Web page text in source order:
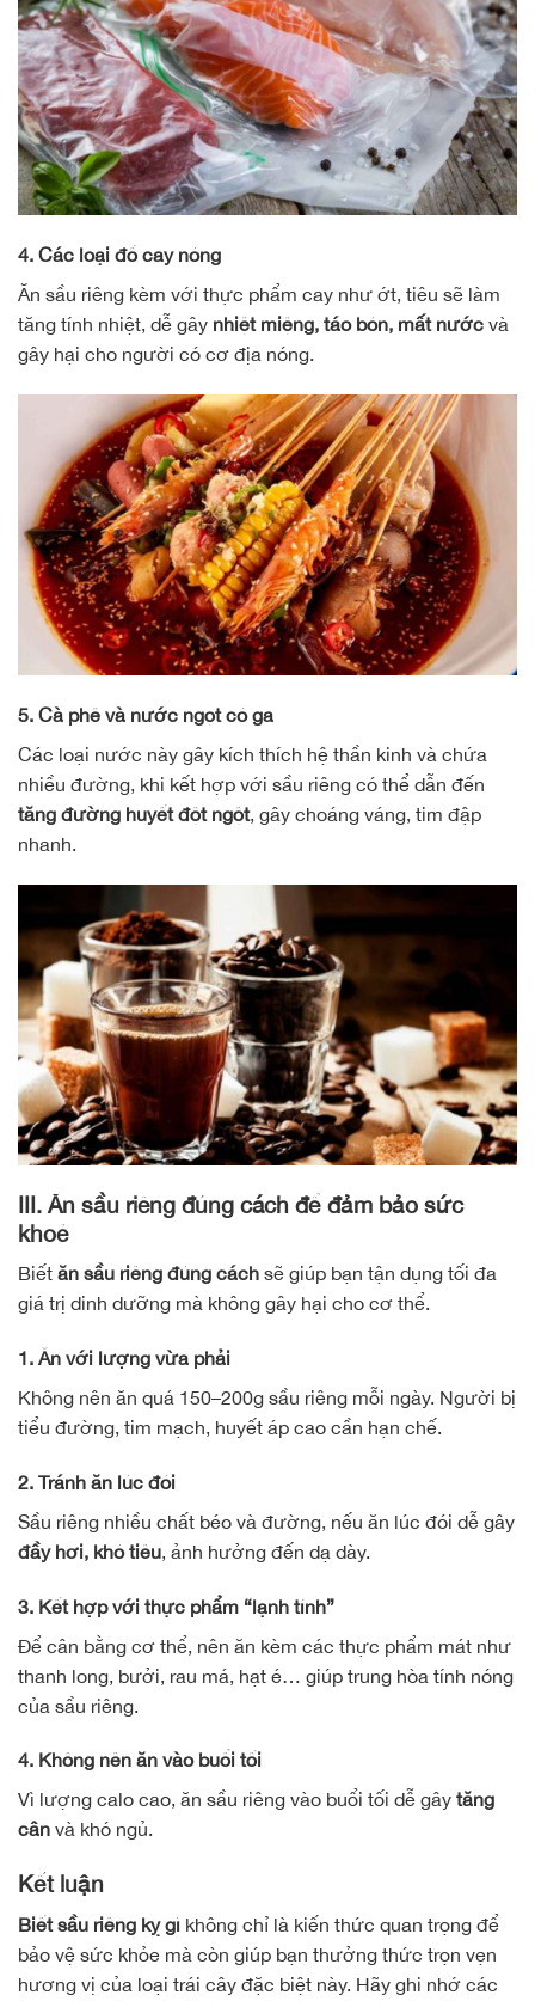
4. Các loại đồ cay nóng
Ăn sầu riêng kèm với thực phẩm cay như ớt, tiêu sẽ làm
tăng tính nhiệt, dễ gây nhiệt miệng, táo bón, mất nước và
gây hại cho người có cơ địa nóng.
5. Cà phê và nước ngọt có ga
Các loại nước này gây kích thích hệ thần kinh và chứa
nhiều đường, khi kết hợp với sầu riêng có thể dẫn đến
tăng đường huyết đột ngột, gây choáng váng, tim đập
nhanh.
III. Ăn sầu riêng đúng cách để đảm bảo sức
khoẻ
Biết ăn sầu riêng đúng cách sẽ giúp bạn tận dụng tối đa
giá trị dinh dưỡng mà không gây hại cho cơ thể.
1. Ăn với lượng vừa phải
Không nên ăn quá 150–200g sầu riêng mỗi ngày. Người bị
tiểu đường, tim mạch, huyết áp cao cần hạn chế.
2. Tránh ăn lúc đói
Sầu riêng nhiều chất béo và đường, nếu ăn lúc đói dễ gây
đầy hơi, khó tiêu, ảnh hưởng đến dạ dày.
3. Kết hợp với thực phẩm “lạnh tính”
Để cân bằng cơ thể, nên ăn kèm các thực phẩm mát như
thanh long, bưởi, rau má, hạt é… giúp trung hòa tính nóng
của sầu riêng.
4. Không nên ăn vào buổi tối
Vì lượng calo cao, ăn sầu riêng vào buổi tối dễ gây tăng
cân và khó ngủ.
Kết luận
Biết sầu riêng kỵ gì không chỉ là kiến thức quan trọng để
bảo vệ sức khỏe mà còn giúp bạn thưởng thức trọn vẹn
hương vị của loại trái cây đặc biệt này. Hãy ghi nhớ các